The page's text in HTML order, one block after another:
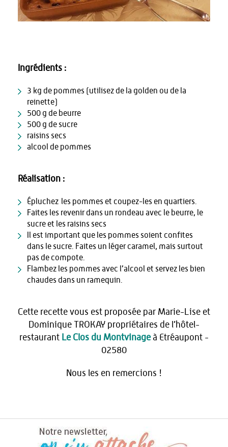
Ingrédients :
3 kg de pommes (utilisez de la golden ou de la
reinette)
500 g de beurre
500 g de sucre
raisins secs
alcool de pommes
Réalisation :
Épluchez les pommes et coupez-les en quartiers.
Faites les revenir dans un rondeau avec le beurre, le
sucre et les raisins secs
Il est important que les pommes soient confites
dans le sucre. Faites un léger caramel, mais surtout
pas de compote.
Flambez les pommes avec l’alcool et servez les bien
chaudes dans un ramequin.
Cette recette vous est proposée par Marie-Lise et
Dominique TROKAY propriétaires de l’hôtel-
restaurant Le Clos du Montvinageà Etréaupont -
02580
Nous les en remercions !